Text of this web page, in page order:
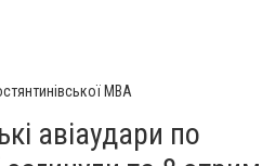
МВА
авіаудари по